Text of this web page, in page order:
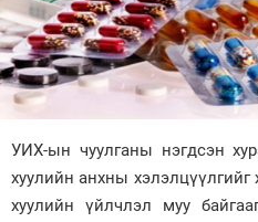
Үзэл бодол
Спорт
Нийгэм
Дэлхий
Энтертайнмэнт
УИХ-ын чуулганы нэгдсэн
хуулийн анхны
хуулийн үйлчлэл муу